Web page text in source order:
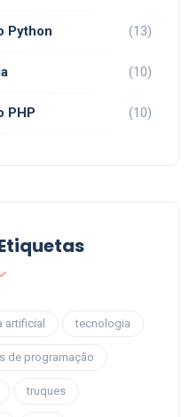
Python (13)
(10)
PHP (10)
artificial tecnologia
de programação
truques